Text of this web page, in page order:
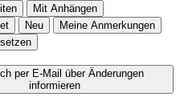
Mit Anhängen
Neu
Meine Anmerkungen
per E-Mail über Änderungen
informieren